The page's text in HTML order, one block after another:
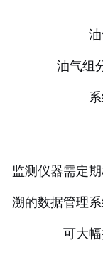
油气组
监测仪器需定
溯的数据管理
可大